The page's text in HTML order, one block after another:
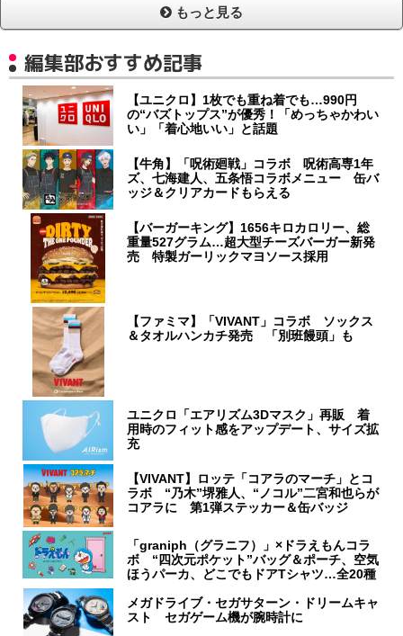
もっと見る
編集部おすすめ記事
【ユニクロ】1枚でも重ね着でも…990円
の“バズトップス”が優秀！「めっちゃかわい
い」「着心地いい」と話題
【牛角】「呪術廻戦」コラボ 呪術高専1年
ズ、七海建人、五条悟コラボメニュー 缶バ
ッジ＆クリアカードもらえる
【バーガーキング】1656キロカロリー、総
重量527グラム…超大型チーズバーガー新発
売 特製ガーリックマヨソース採用
【ファミマ】「VIVANT」コラボ ソックス
＆タオルハンカチ発売 「別班饅頭」も
ユニクロ「エアリズム3Dマスク」再販 着
用時のフィット感をアップデート、サイズ拡
充
【VIVANT】ロッテ「コアラのマーチ」とコ
ラボ “乃木”堺雅人、“ノコル”二宮和也らが
コアラに 第1弾ステッカー＆缶バッジ
「graniph（グラニフ）」×ドラえもんコラ
ボ “四次元ポケット”バッグ＆ポーチ、空気
ほうパーカ、どこでもドアTシャツ…全20種
メガドライブ・セガサターン・ドリームキャ
スト セガゲーム機が腕時計に